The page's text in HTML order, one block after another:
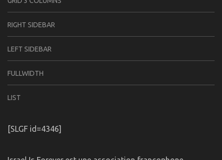
RIGHT SIDEBAR
LEFT SIDEBAR
FULLWIDTH
LIST
[SLGF id=4346]